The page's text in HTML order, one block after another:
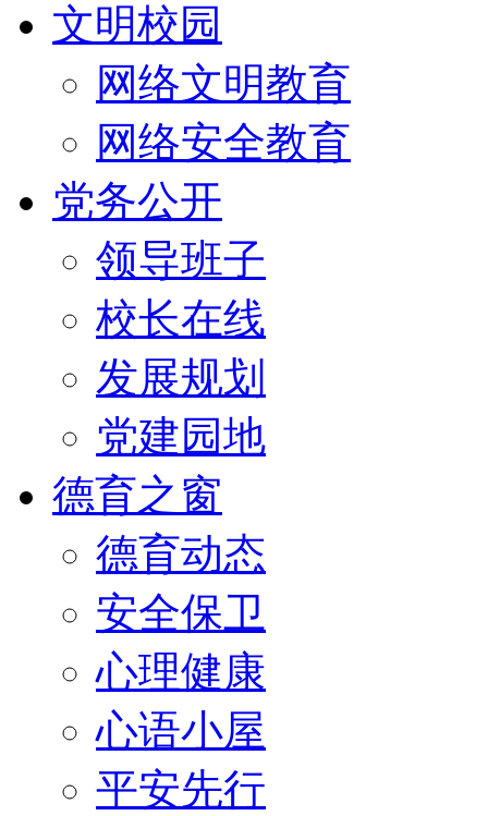
文明校园
网络文明教育
网络安全教育
党务公开
领导班子
校长在线
发展规划
党建园地
德育之窗
德育动态
安全保卫
心理健康
心语小屋
平安先行